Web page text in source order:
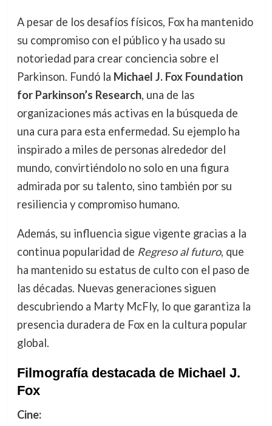
A pesar de los desafíos físicos, Fox ha mantenido
su compromiso con el público y ha usado su
notoriedad para crear conciencia sobre el
Parkinson. Fundó la Michael J. Fox Foundation
for Parkinson’s Research, una de las
organizaciones más activas en la búsqueda de
una cura para esta enfermedad. Su ejemplo ha
inspirado a miles de personas alrededor del
mundo, convirtiéndolo no solo en una figura
admirada por su talento, sino también por su
resiliencia y compromiso humano.
Además, su influencia sigue vigente gracias a la
continua popularidad de Regreso al futuro, que
ha mantenido su estatus de culto con el paso de
las décadas. Nuevas generaciones siguen
descubriendo a Marty McFly, lo que garantiza la
presencia duradera de Fox en la cultura popular
global.
Filmografía destacada de Michael J.
Fox
Cine: